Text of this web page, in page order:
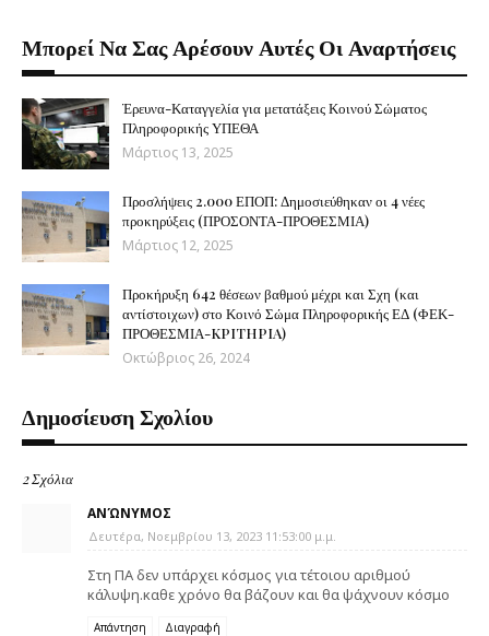
Μπορεί Να Σας Αρέσουν Αυτές Οι Αναρτήσεις
Έρευνα-Καταγγελία για μετατάξεις Κοινού Σώματος
Πληροφορικής ΥΠΕΘΑ
Μάρτιος 13, 2025
Προσλήψεις 2.000 ΕΠΟΠ: Δημοσιεύθηκαν οι 4 νέες
προκηρύξεις (ΠΡΟΣΟΝΤΑ-ΠΡΟΘΕΣΜΙΑ)
Μάρτιος 12, 2025
Προκήρυξη 642 θέσεων βαθμού μέχρι και Σχη (και
αντίστοιχων) στο Κοινό Σώμα Πληροφορικής ΕΔ (ΦΕΚ-
ΠΡΟΘΕΣΜΙΑ-KPITHPIA)
Οκτώβριος 26, 2024
Δημοσίευση Σχολίου
2 Σχόλια
ΑΝΏΝΥΜΟΣ
Δευτέρα, Νοεμβρίου 13, 2023 11:53:00 μ.μ.
Στη ΠΑ δεν υπάρχει κόσμος για τέτοιου αριθμού
κάλυψη.καθε χρόνο θα βάζουν και θα ψάχνουν κόσμο
Απάντηση Διαγραφή